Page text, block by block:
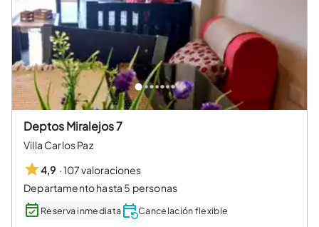
Deptos Miralejos 7
Villa Carlos Paz
4,9 ·107 valoraciones
Departamento hasta 5 personas
Reserva inmediata Cancelación flexible